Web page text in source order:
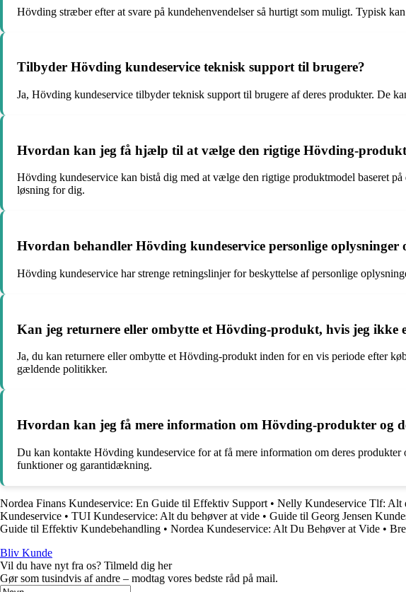
Hövding stræber efter at svare på kundehenvendelser så hurtigt som muligt. Typisk
Tilbyder Hövding kundeservice teknisk support til brugere?
Ja, Hövding kundeservice tilbyder teknisk support til brugere af deres produkter. De
Hvordan kan jeg få hjælp til at vælge den rigtige Hövding-
Hövding kundeservice kan bistå dig med at vælge den rigtige produktmodel baseret
løsning for dig.
Hvordan behandler Hövding kundeservice personlige oplysninger
Hövding kundeservice har strenge retningslinjer for beskyttelse af personlige
Kan jeg returnere eller ombytte et Hövding-produkt, hvis jeg ikke
Ja, du kan returnere eller ombytte et Hövding-produkt inden for en vis periode efter
gældende politikker.
Hvordan kan jeg få mere information om Hövding-produkter og
Du kan kontakte Hövding kundeservice for at få mere information om deres
funktioner og garantidækning.
Nordea Finans Kundeservice: En Guide til Effektiv Support • Nelly Kundeservice Tlf: Alt
Kundeservice • TUI Kundeservice: Alt du behøver at vide • Guide til Georg Jensen
Guide til Effektiv Kundebehandling • Nordea Kundeservice: Alt Du Behøver at Vide •
Bliv Kunde
Vil du have nyt fra os? Tilmeld dig her
Gør som tusindvis af andre – modtag vores bedste råd på mail.